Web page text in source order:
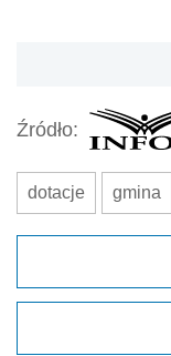
Źródło:
dotacje gmina